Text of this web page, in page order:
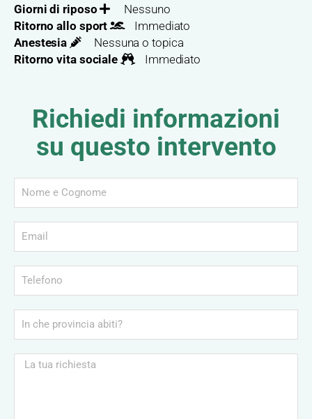
Giorni di riposo
Nessuno
Ritorno allo sport
Immediato
Anestesia
Nessuna o topica
Ritorno vita sociale
Immediato
Richiedi informazioni
su questo intervento